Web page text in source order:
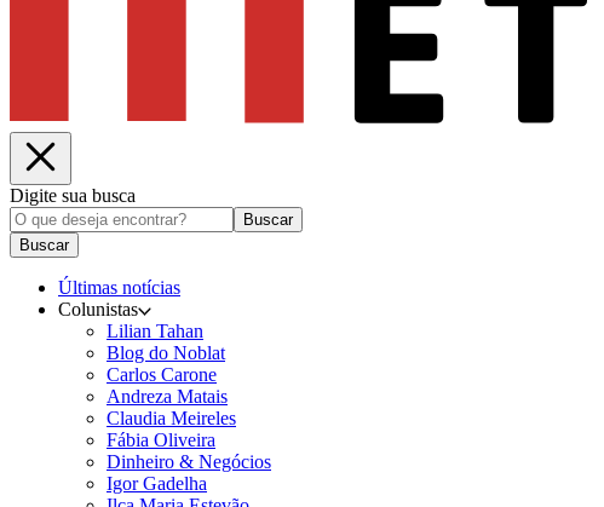
Digite sua busca
Buscar
Buscar
Últimas notícias
Colunistas
Lilian Tahan
Blog do Noblat
Carlos Carone
Andreza Matais
Claudia Meireles
Fábia Oliveira
Dinheiro & Negócios
Igor Gadelha